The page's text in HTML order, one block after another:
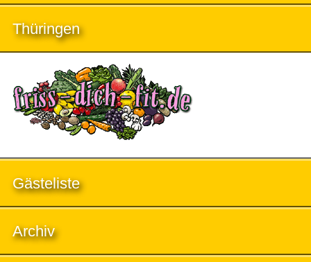
Thüringen
Gästeliste
Archiv